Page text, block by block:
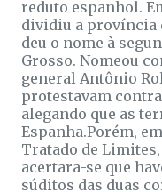
reduto espanhol.
dividiu a província
deu o nome à
Grosso. Nomeou
general Antônio
protestavam
alegando que as
Espanha.Porém,
Tratado de
acertara-se que
súditos das duas